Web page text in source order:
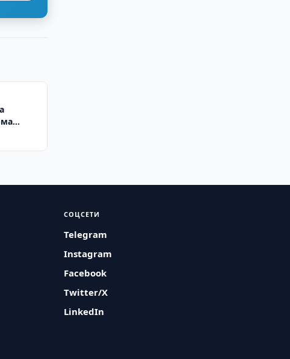
СОЦСЕТИ
Telegram
Instagram
Facebook
Twitter/X
LinkedIn